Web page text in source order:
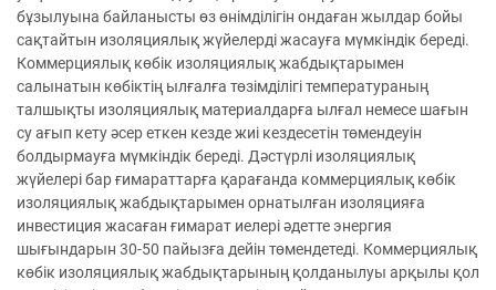
бұзылуына байланысты өз өнімділігін ондаған жылдар бойы
сақтайтын изоляциялық жүйелерді жасауға мүмкіндік береді.
Коммерциялық көбік изоляциялық жабдықтарымен
салынатын көбіктің ылғалға төзімділігі температураның
талшықты изоляциялық материалдарға ылғал немесе шағын
су ағып кету әсер еткен кезде жиі кездесетін төмендеуін
болдырмауға мүмкіндік береді. Дәстүрлі изоляциялық
жүйелері бар ғимараттарға қарағанда коммерциялық көбік
изоляциялық жабдықтарымен орнатылған изоляцияға
инвестиция жасаған ғимарат иелері әдетте энергия
шығындарын 30-50 пайызға дейін төмендетеді. Коммерциялық
көбік изоляциялық жабдықтарының қолданылуы арқылы қол